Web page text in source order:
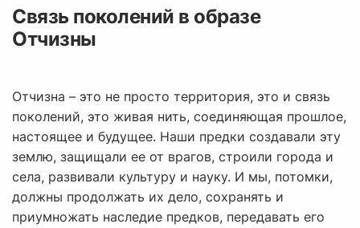
Связь поколений в образе
Отчизны
Отчизна – это не просто территория, это и связь
поколений, это живая нить, соединяющая прошлое,
настоящее и будущее. Наши предки создавали эту
землю, защищали ее от врагов, строили города и
села, развивали культуру и науку. И мы, потомки,
должны продолжать их дело, сохранять и
приумножать наследие предков, передавать его